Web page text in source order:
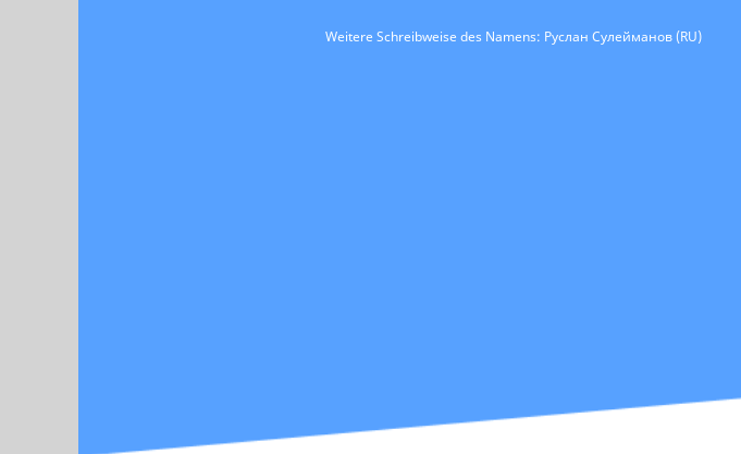
Weitere Schreibweise des Namens: Руслан Сулейманов (RU)